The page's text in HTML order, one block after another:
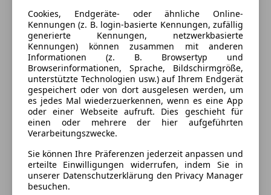
Schadstoffklasse
Euro 6
Kraftstoff
Diesel
Kraftstoffverbrauch
4,60l/100 km (komb.)
Ausstattung
Komfort
360° Kamera
Armlehne
Beheizbare Frontscheibe
Berganfahrassistent
Mehr anzeigen
Farbe und Innenausstattung
Außenfarbe
Cookies, Endgeräte- oder ähnliche Online-
Kennungen (z. B. login-basierte Kennungen, zufällig
generierte Kennungen, netzwerkbasierte
Kennungen) können zusammen mit anderen
Informationen (z. B. Browsertyp und
Browserinformationen, Sprache, Bildschirmgröße,
unterstützte Technologien usw.) auf Ihrem Endgerät
gespeichert oder von dort ausgelesen werden, um
es jedes Mal wiederzuerkennen, wenn es eine App
oder einer Webseite aufruft. Dies geschieht für
einen oder mehrere der hier aufgeführten
Verarbeitungszwecke.
Sie können Ihre Präferenzen jederzeit anpassen und
erteilte Einwilligungen widerrufen, indem Sie in
unserer Datenschutzerklärung den Privacy Manager
besuchen.